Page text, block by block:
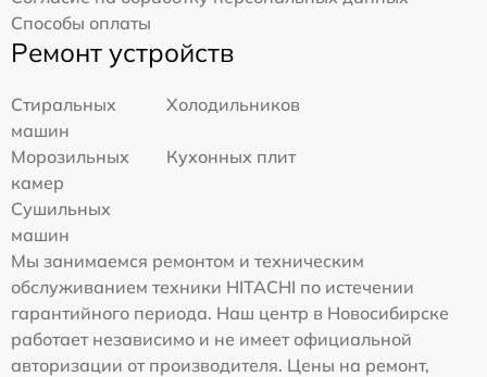
Способы оплаты
Ремонт устройств
Стиральных
машин
Холодильников
Морозильных
камер
Кухонных плит
Сушильных
машин
Мы занимаемся ремонтом и техническим
обслуживанием техники HITACHI по истечении
гарантийного периода. Наш центр в Новосибирске
работает независимо и не имеет официальной
авторизации от производителя. Цены на ремонт,